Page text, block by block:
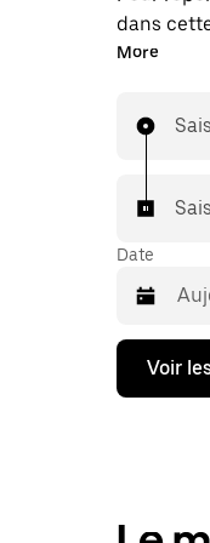
dans
mettions
mêmes
(24 h/24
More
Date
Appuyez
la
ouvrir
Voir